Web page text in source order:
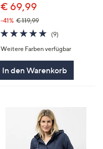
€ 69,99
-41% € 119,99
4.7
von
5
(9)9
Weitere Farben verfügbar
In den Warenkorb